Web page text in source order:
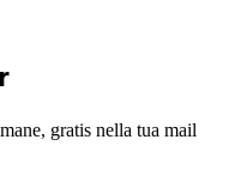
gratis nella tua mail